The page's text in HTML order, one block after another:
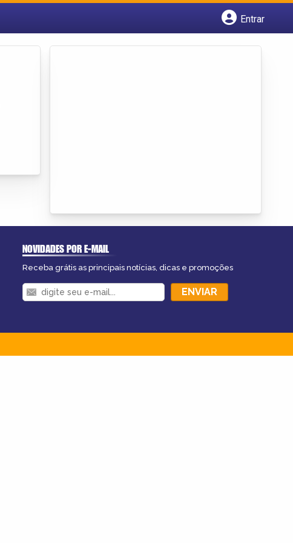
Entrar
NOVIDADES POR E-MAIL
Receba grátis as principais notícias, dicas e promoções